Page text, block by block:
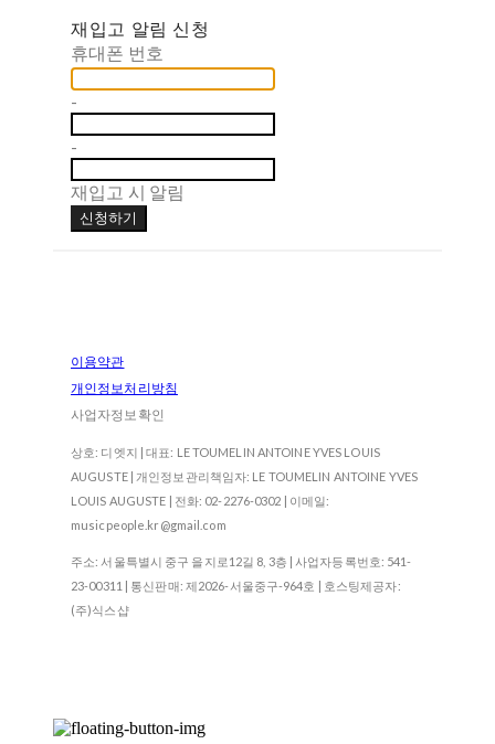
재입고 알림 신청
휴대폰 번호
-
-
재입고 시 알림
신청하기
이용약관
개인정보처리방침
사업자정보확인
상호: 디엣지 | 대표: LE TOUMELIN ANTOINE YVES LOUIS
AUGUSTE | 개인정보관리책임자: LE TOUMELIN ANTOINE YVES
LOUIS AUGUSTE | 전화: 02-2276-0302 | 이메일:
musicpeople.kr@gmail.com
주소: 서울특별시 중구 을지로12길 8, 3층 | 사업자등록번호: 541-
23-00311 | 통신판매: 제2026-서울중구-964호 | 호스팅제공자:
(주)식스샵